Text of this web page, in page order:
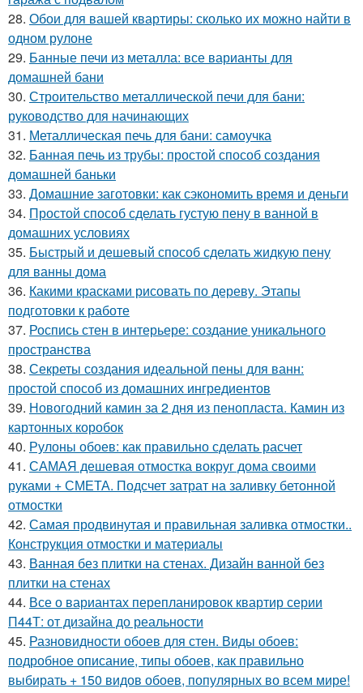
28. Обои для вашей квартиры: сколько их можно найти в
одном рулоне
29. Банные печи из металла: все варианты для
домашней бани
30. Строительство металлической печи для бани:
руководство для начинающих
31. Металлическая печь для бани: самоучка
32. Банная печь из трубы: простой способ создания
домашней баньки
33. Домашние заготовки: как сэкономить время и деньги
34. Простой способ сделать густую пену в ванной в
домашних условиях
35. Быстрый и дешевый способ сделать жидкую пену
для ванны дома
36. Какими красками рисовать по дереву. Этапы
подготовки к работе
37. Роспись стен в интерьере: создание уникального
пространства
38. Секреты создания идеальной пены для ванн:
простой способ из домашних ингредиентов
39. Новогодний камин за 2 дня из пенопласта. Камин из
картонных коробок
40. Рулоны обоев: как правильно сделать расчет
41. САМАЯ дешевая отмостка вокруг дома своими
руками + СМЕТА. Подсчет затрат на заливку бетонной
отмостки
42. Самая продвинутая и правильная заливка отмостки..
Конструкция отмостки и материалы
43. Ванная без плитки на стенах. Дизайн ванной без
плитки на стенах
44. Все о вариантах перепланировок квартир серии
П44Т: от дизайна до реальности
45. Разновидности обоев для стен. Виды обоев:
подробное описание, типы обоев, как правильно
выбирать + 150 видов обоев, популярных во всем мире!